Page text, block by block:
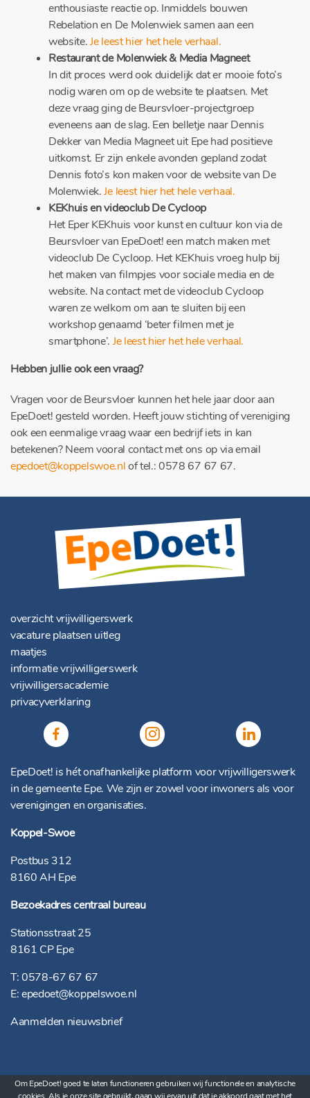
enthousiaste reactie op. Inmiddels bouwen
Rebelation en De Molenwiek samen aan een
website.Je leest hier het hele verhaal.
Restaurant de Molenwiek & Media Magneet
In dit proces werd ook duidelijk dat er mooie foto’s
nodig waren om op de website te plaatsen. Met
deze vraag ging de Beursvloer-projectgroep
eveneens aan de slag. Een belletje naar Dennis
Dekker van Media Magneet uit Epe had positieve
uitkomst. Er zijn enkele avonden gepland zodat
Dennis foto’s kon maken voor de website van De
Molenwiek.Je leest hier het hele verhaal.
KEKhuis en videoclub De Cycloop
Het Eper KEKhuis voor kunst en cultuur kon via de
Beursvloer van EpeDoet! een match maken met
videoclub De Cycloop. Het KEKhuis vroeg hulp bij
het maken van filmpjes voor sociale media en de
website. Na contact met de videoclub Cycloop
waren ze welkom om aan te sluiten bij een
workshop genaamd ‘beter filmen met je
smartphone’. Je leest hier het hele verhaal.
Hebben jullie ook een vraag?
Vragen voor de Beursvloer kunnen het hele jaar door aan
EpeDoet! gesteld worden. Heeft jouw stichting of vereniging
ook een eenmalige vraag waar een bedrijf iets in kan
betekenen? Neem vooral contact met ons op via email
epedoet@koppelswoe.nlof tel.: 0578 67 67 67.
overzicht vrijwilligerswerk
vacature plaatsen uitleg
maatjes
informatie vrijwilligerswerk
vrijwilligersacademie
privacyverklaring
EpeDoet! is hét onafhankelijke platform voor vrijwilligerswerk
in de gemeente Epe. We zijn er zowel voor inwoners als voor
verenigingen en organisaties.
Koppel-Swoe
Postbus 312
8160 AH Epe
Bezoekadres centraal bureau
Stationsstraat 25
8161 CP Epe
T:0578-67 67 67
E:epedoet@koppelswoe.nl
Aanmelden nieuwsbrief
KVK08086965 | BTW0034.32.841.0B.01
Om EpeDoet! goed te laten functioneren gebruiken wij functionele en analytische